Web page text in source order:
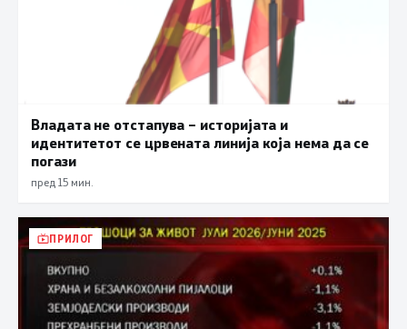
Владата не отстапува – историјата и
идентитетот се црвената линија која нема да се
погази
пред 15 мин.
ПРИЛОГ